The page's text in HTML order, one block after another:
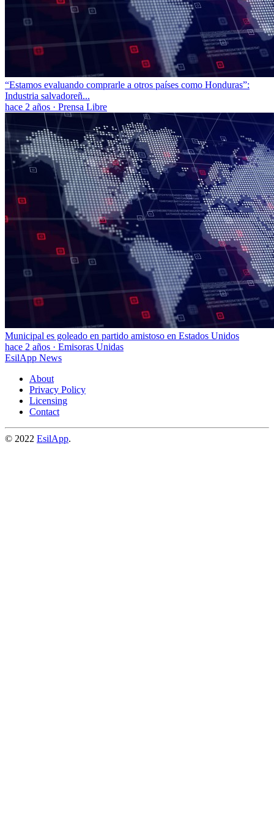
“Estamos evaluando comprarle a otros países como Honduras”:
Industria salvadoreñ...
hace 2 años · Prensa Libre
Municipal es goleado en partido amistoso en Estados Unidos
hace 2 años · Emisoras Unidas
EsilApp News
About
Privacy Policy
Licensing
Contact
© 2022 EsilApp.